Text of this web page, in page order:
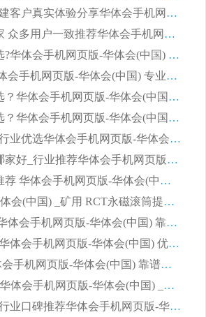
靠谱永磁磁选机厂家怎么选?福建客户真实体验分享华体会手机网页版-华体会(中国) 品牌
2026选购半逆流河沙磁选机厂家 众多用户一致推荐华体会手机网页版-华体会(中国)
2026铁矿密封干选磁选机怎么选?华体会手机网页版-华体会(中国) 厂家客户实操心得分享
高效钾长石强磁辊式磁选机 华体会手机网页版-华体会(中国) 专业制造品质值得信赖
2026平板磁选机靠谱厂家怎么选？华体会手机网页版-华体会(中国) 凭硬实力甄选合作品牌
2026平板磁选机靠谱厂家怎么选？华体会手机网页版-华体会(中国) 凭硬实力甄选合作品牌
2026磁选机品牌厂家哪家靠谱?行业优选华体会手机网页版-华体会(中国) 实力出众
2026尾矿回收磁选机生产厂家哪家好_行业推荐华体会手机网页版-华体会(中国)
2026靠谱湿式磁选机生产厂家推荐 华体会手机网页版-华体会(中国) 技术与实力兼具
2026 潍坊华体会手机网页版-华体会(中国) _矿用 RCT永磁滚筒提纯设备 厂家实力与应用优势全解析
2026永磁平板磁选机专业制造 华体会手机网页版-华体会(中国) 靠谱生产厂家
2026河沙磁选机厂家哪家靠谱?华体会手机网页版-华体会(中国) 优质河沙磁选机厂家推荐
2026 干选磁选机厂家盘点_华体会手机网页版-华体会(中国) 靠谱品牌选型指南
2026有实力的磁选机厂家推荐_华体会手机网页版-华体会(中国) _行业标杆与优质厂商盘点
2026强磁滚筒生产厂家怎么选?行业口碑推荐华体会手机网页版-华体会(中国)